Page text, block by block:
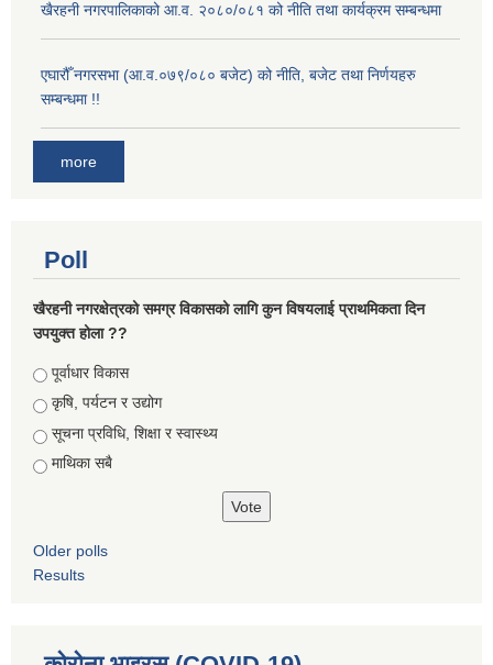
खैरहनी नगरपालिकाको आ.व. २०८०/०८१ को नीति तथा कार्यक्रम सम्बन्धमा
एघारौँ नगरसभा (आ.व.०७९/०८० बजेट) को नीति, बजेट तथा निर्णयहरु
सम्बन्धमा !!
more
Poll
खैरहनी नगरक्षेत्रको समग्र विकासको लागि कुन विषयलाई प्राथमिकता दिन
उपयुक्त होला ??
Choices
पूर्वाधार विकास
कृषि, पर्यटन र उद्योग
सूचना प्रविधि, शिक्षा र स्वास्थ्य
माथिका सबै
Older polls
Results